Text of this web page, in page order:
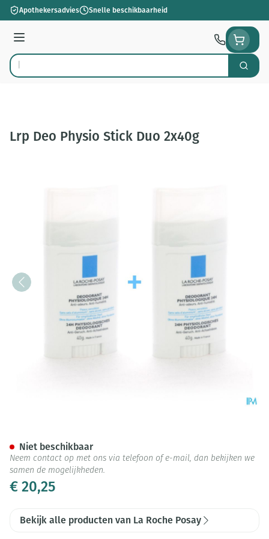
Ga naar de inhoud
Apothekersadvies Snelle beschikbaarheid
Menu
Product, merk, categorie... Zoek
Lrp Deo Physio Stick Duo 2x40g
€ 20,25
Niet beschikbaar
Neem contact op met ons via telefoon of e-mail, dan bekijken we
samen de mogelijkheden.
Bekijk alle producten van La Roche Posay